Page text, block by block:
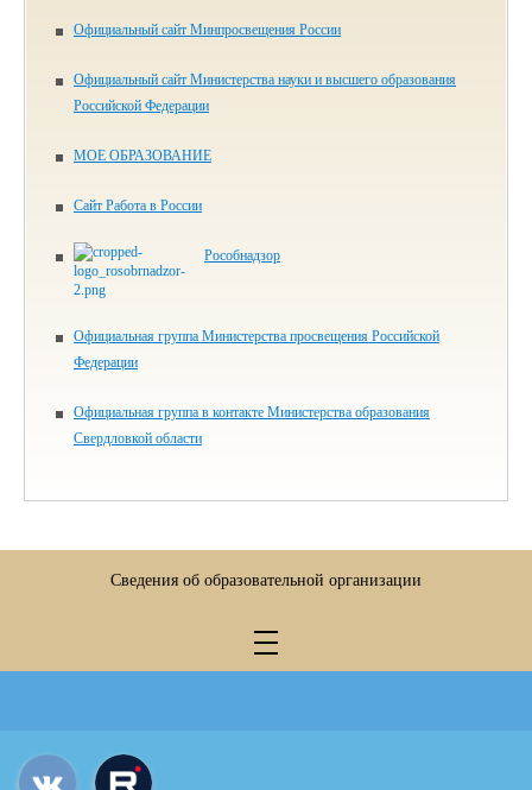
Официальный сайт Минпросвещения России
Официальный сайт Министерства науки и высшего образования
Российской Федерации
МОЕ ОБРАЗОВАНИЕ
Сайт Работа в России
Рособнадзор
Официальная группа Министерства просвещения Российской
Федерации
Официальная группа в контакте Министерства образования
Свердловкой области
Сведения об образовательной организации